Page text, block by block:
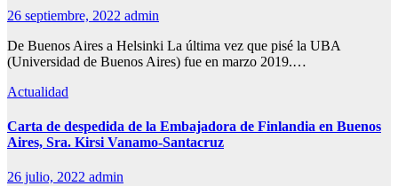
26 septiembre, 2022 admin
De Buenos Aires a Helsinki La última vez que pisé la UBA
(Universidad de Buenos Aires) fue en marzo 2019.…
Actualidad
Carta de despedida de la Embajadora de Finlandia en Buenos
Aires, Sra. Kirsi Vanamo-Santacruz
26 julio, 2022 admin